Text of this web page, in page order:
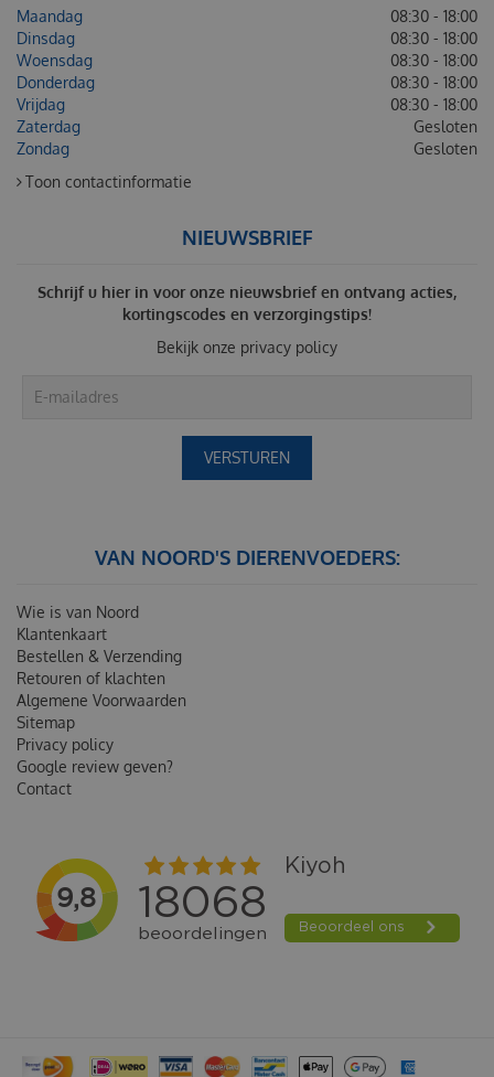
Maandag
08:30 - 18:00
Dinsdag
08:30 - 18:00
Woensdag
08:30 - 18:00
Donderdag
08:30 - 18:00
Vrijdag
08:30 - 18:00
Zaterdag
Gesloten
Zondag
Gesloten
Toon contactinformatie
NIEUWSBRIEF
Schrijf u hier in voor onze nieuwsbrief en ontvang acties,
kortingscodes en verzorgingstips!
Bekijk onze privacy policy
VAN NOORD'S DIERENVOEDERS:
Wie is van Noord
Klantenkaart
Bestellen & Verzending
Retouren of klachten
Algemene Voorwaarden
Sitemap
Privacy policy
Google review geven?
Contact